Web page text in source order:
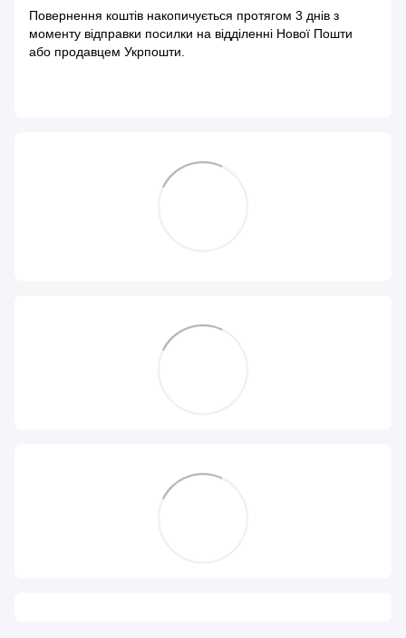
Повернення коштів накопичується протягом 3 днів з
моменту відправки посилки на відділенні Нової Пошти
або продавцем Укрпошти.